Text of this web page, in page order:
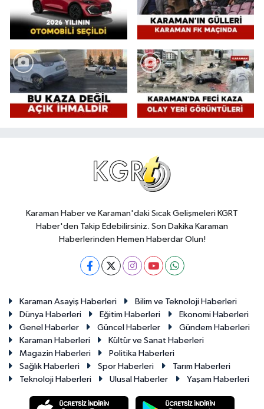
Karaman Haber ve Karaman'daki Sıcak Gelişmeleri KGRT
Haber'den Takip Edebilirsiniz. Son Dakika Karaman
Haberlerinden Hemen Haberdar Olun!
Karaman Asayiş Haberleri
Bilim ve Teknoloji Haberleri
Dünya Haberleri
Eğitim Haberleri
Ekonomi Haberleri
Genel Haberler
Güncel Haberler
Gündem Haberleri
Karaman Haberleri
Kültür ve Sanat Haberleri
Magazin Haberleri
Politika Haberleri
Sağlık Haberleri
Spor Haberleri
Tarım Haberleri
Teknoloji Haberleri
Ulusal Haberler Yaşam Haberleri